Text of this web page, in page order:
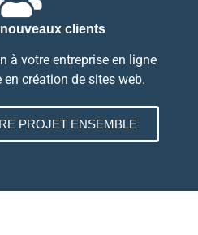
clients
à votre entreprise en ligne
en création de sites web.
PROJET ENSEMBLE